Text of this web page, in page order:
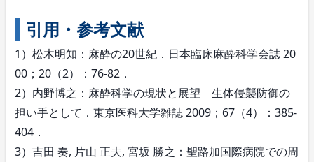
引用・参考文献
1）松木明知：麻酔の20世紀．日本臨床麻酔科学会誌 20
00；20（2）：76-82．
2）内野博之：麻酔科学の現状と展望 生体侵襲防御の
担い手として．東京医科大学雑誌 2009；67（4）：385-
404．
3）吉田 奏, 片山 正夫, 宮坂 勝之：聖路加国際病院での周